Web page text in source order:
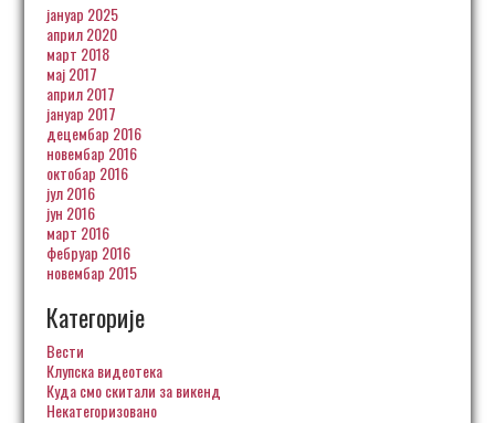
јануар 2025
април 2020
март 2018
мај 2017
април 2017
јануар 2017
децембар 2016
новембар 2016
октобар 2016
јул 2016
јун 2016
март 2016
фебруар 2016
новембар 2015
Категорије
Вести
Клупска видеотека
Куда смо скитали за викенд
Некатегоризовано